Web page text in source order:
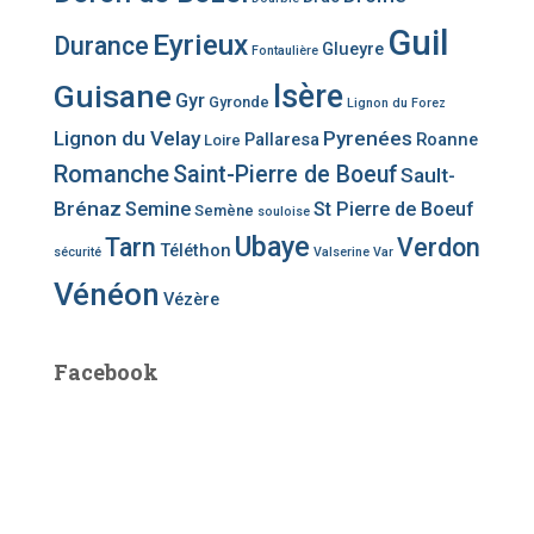
Durance Eyrieux Fontaulière Glueyre Guil
Guisane Gyr Gyronde Isère Lignon du Forez
Lignon du Velay Loire Pallaresa Pyrenées Roanne
RomancheSaint-Pierre de BoeufSault-
Brénaz Semine Semène souloise St Pierre de Boeuf
sécurité Tarn Téléthon Ubaye Valserine Var Verdon
Vénéon Vézère
Facebook